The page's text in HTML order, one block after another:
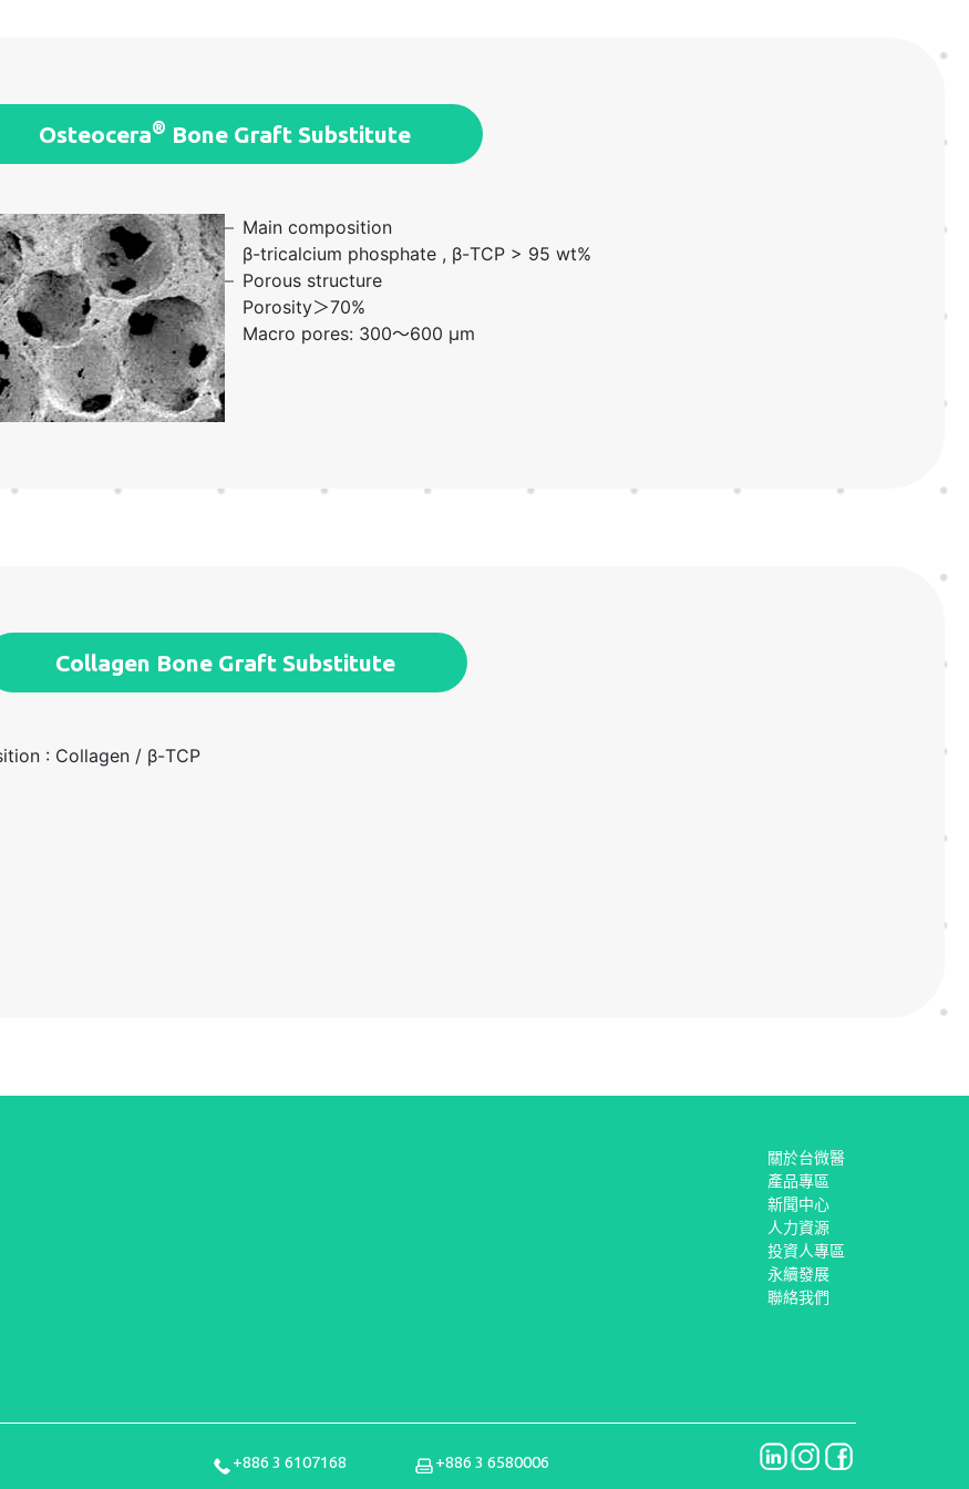
Osteocera® Bone Graft Substitute
– Main composition
β-tricalcium phosphate , β-TCP > 95 wt%
– Porous structure
Porosity＞70%
Macro pores: 300～600 μm
Collagen Bone Graft Substitute
: Collagen / β-TCP
關於台微醫
產品專區
新聞中心
人力資源
投資人專區
永續發展
聯絡我們
+886 3 6107168 +886 3 6580006